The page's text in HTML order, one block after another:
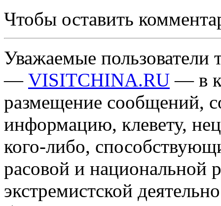
Чтобы оставить
Уважаемые пользователи
— VISITCHINA.RU — в
размещение сообщений,
информацию, клевету,
кого-либо,
расовой и национальной
экстремистской